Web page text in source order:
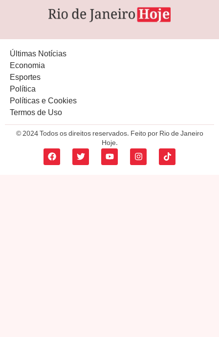
Últimas Notícias
Economia
Esportes
Política
Políticas e Cookies
Termos de Uso
© 2024 Todos os direitos reservados. Feito por Rio de Janeiro
Hoje.